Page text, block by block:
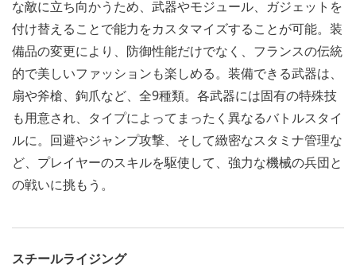
な敵に立ち向かうため、武器やモジュール、ガジェットを
付け替えることで能力をカスタマイズすることが可能。装
備品の変更により、防御性能だけでなく、フランスの伝統
的で美しいファッションも楽しめる。装備できる武器は、
扇や斧槍、鉤爪など、全9種類。各武器には固有の特殊技
も用意され、タイプによってまったく異なるバトルスタイ
ルに。回避やジャンプ攻撃、そして緻密なスタミナ管理な
ど、プレイヤーのスキルを駆使して、強力な機械の兵団と
の戦いに挑もう。
スチールライジング